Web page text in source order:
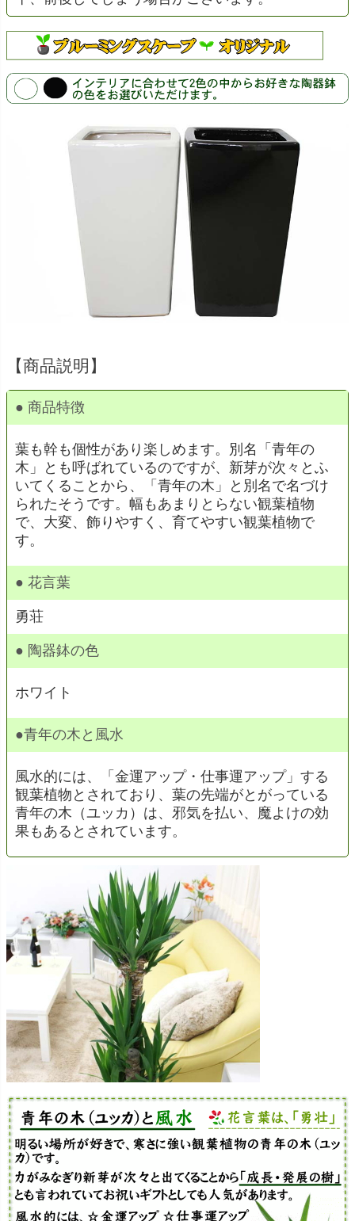
【商品説明】
● 商品特徴
葉も幹も個性があり楽しめます。別名「青年の
木」とも呼ばれているのですが、新芽が次々とふ
いてくることから、「青年の木」と別名で名づけ
られたそうです。幅もあまりとらない観葉植物
で、大変、飾りやすく、育てやすい観葉植物で
す。
● 花言葉
勇荘
● 陶器鉢の色
ホワイト
●青年の木と風水
風水的には、「金運アップ・仕事運アップ」する
観葉植物とされており、葉の先端がとがっている
青年の木（ユッカ）は、邪気を払い、魔よけの効
果もあるとされています。